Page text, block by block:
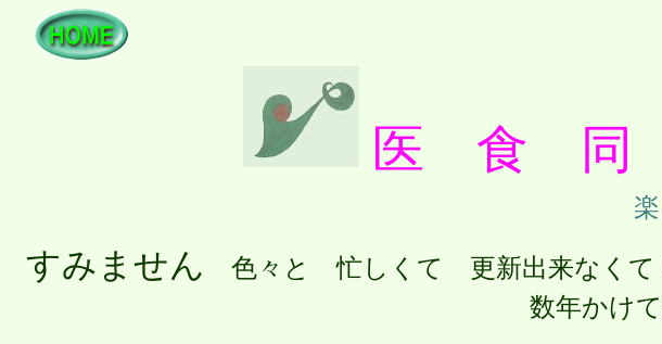
医 食 同
すみません
色々と 忙しくて 更新出来なくて
数年かけて完成する